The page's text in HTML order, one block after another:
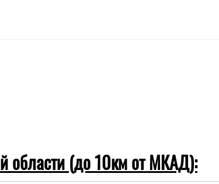
области (до 10км от МКАД):